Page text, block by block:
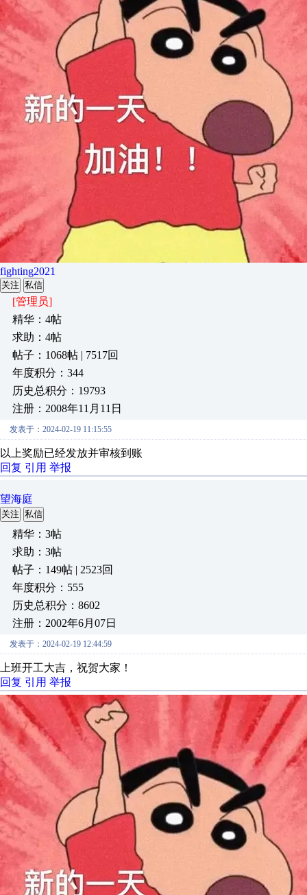
fighting2021
关注 私信
[管理员]
精华：4帖
求助：4帖
帖子：1068帖 | 7517回
年度积分：344
历史总积分：19793
注册：2008年11月11日
发表于：2024-02-19 11:15:55
以上奖励已经发放并审核到账
回复 引用 举报
望海庭
关注 私信
精华：3帖
求助：3帖
帖子：149帖 | 2523回
年度积分：555
历史总积分：8602
注册：2002年6月07日
发表于：2024-02-19 12:44:59
上班开工大吉，祝贺大家！
回复 引用 举报